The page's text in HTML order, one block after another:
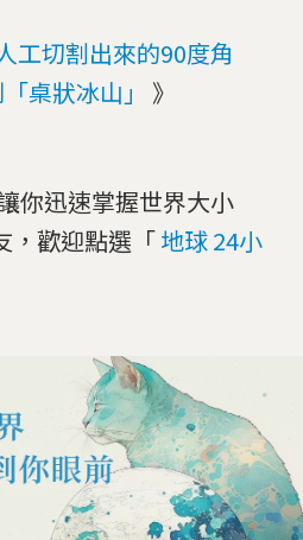
工切割出來的90度角
桌狀冰山」
》
你迅速掌握世界大小
，歡迎點選「地球 24小